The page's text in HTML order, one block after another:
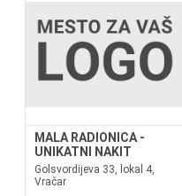
MALA RADIONICA -
UNIKATNI NAKIT
Golsvordijeva 33, lokal 4,
Vračar